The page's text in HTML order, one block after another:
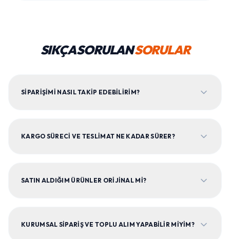
SIKÇA SORULANSORULAR
SIPARIŞIMI NASIL TAKIP EDEBILIRIM?
KARGO SÜRECI VE TESLIMAT NE KADAR SÜRER?
SATIN ALDIĞIM ÜRÜNLER ORIJINAL MI?
KURUMSAL SIPARIŞ VE TOPLU ALIM YAPABILIR MIYIM?